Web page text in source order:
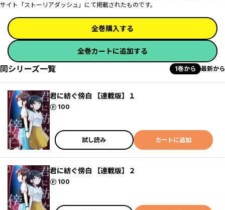
サイト「ストーリアダッシュ」にて掲載されたものです。
全巻購入する
全巻カートに追加する
同シリーズ一覧 1巻から 最新から
君に紡ぐ傍白 【連載版】１
100
ポイント
試し読み カートに追加
君に紡ぐ傍白 【連載版】２
100
ポイント